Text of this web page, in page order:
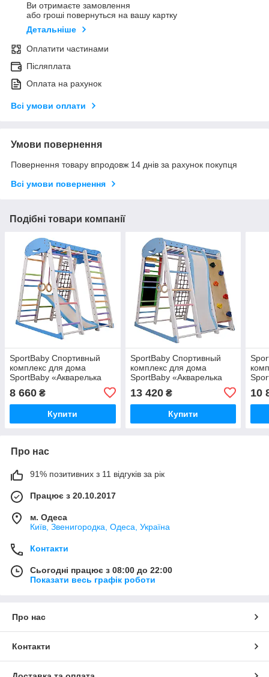
Ви отримаєте замовлення
або гроші повернуться на вашу картку
Детальніше
Оплатити частинами
Післяплата
Оплата на рахунок
Всі умови оплати
Умови повернення
Повернення товару впродовж 14 днів за рахунок покупця
Всі умови повернення
Подібні товари компанії
SportBaby Спортивный
комплекс для дома
SportBaby «Акварелька
8 660 ₴
Купити
SportBaby Спортивный
комплекс для дома
SportBaby «Акварелька
13 420₴
Купити
10
Про нас
91% позитивних з 11 відгуків за рік
Працює з 20.10.2017
м. Одеса
Київ, Звенигородка, Одеса, Україна
Контакти
Сьогодні працює з 08:00 до 22:00
Показати весь графік роботи
Про нас
Контакти